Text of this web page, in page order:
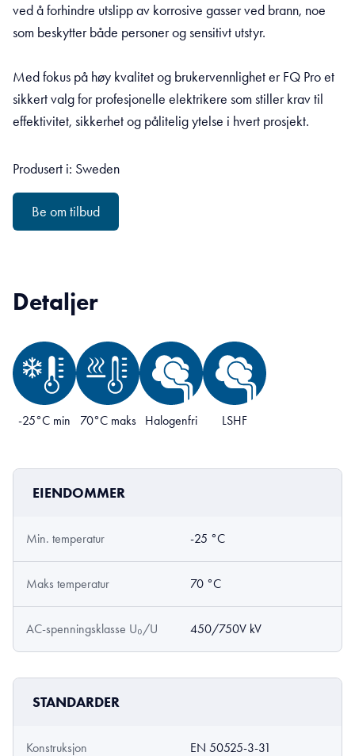
ved å forhindre utslipp av korrosive gasser ved brann, noe
som beskytter både personer og sensitivt utstyr.
Med fokus på høy kvalitet og brukervennlighet er FQ Pro et
sikkert valg for profesjonelle elektrikere som stiller krav til
effektivitet, sikkerhet og pålitelig ytelse i hvert prosjekt.
Produsert i: Sweden
Be om tilbud
Detaljer
-25°C min 70°C maks Halogenfri LSHF
EIENDOMMER
Min. temperatur -25 °C
Maks temperatur 70 °C
AC-spenningsklasse U₀/U 450/750V kV
STANDARDER
Konstruksjon EN 50525-3-31